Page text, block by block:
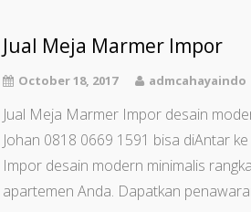
Jual Meja Marmer Impor
October 18, 2017 admcahayaindo
Jual Meja Marmer Impor desain
Johan 0818 0669 1591 bisa diAntar
Impor desain modern minimalis
apartemen Anda. Dapatkan